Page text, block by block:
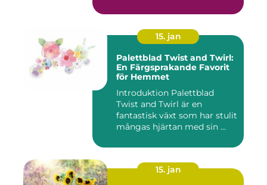
15. jan
Palettblad Twist and Twirl:
En Färgsprakande Favorit
för Hemmet
Introduktion Palettblad
Twist and Twirl är en
fantastisk växt som har stulit
mångas hjärtan med sin ...
15. jan